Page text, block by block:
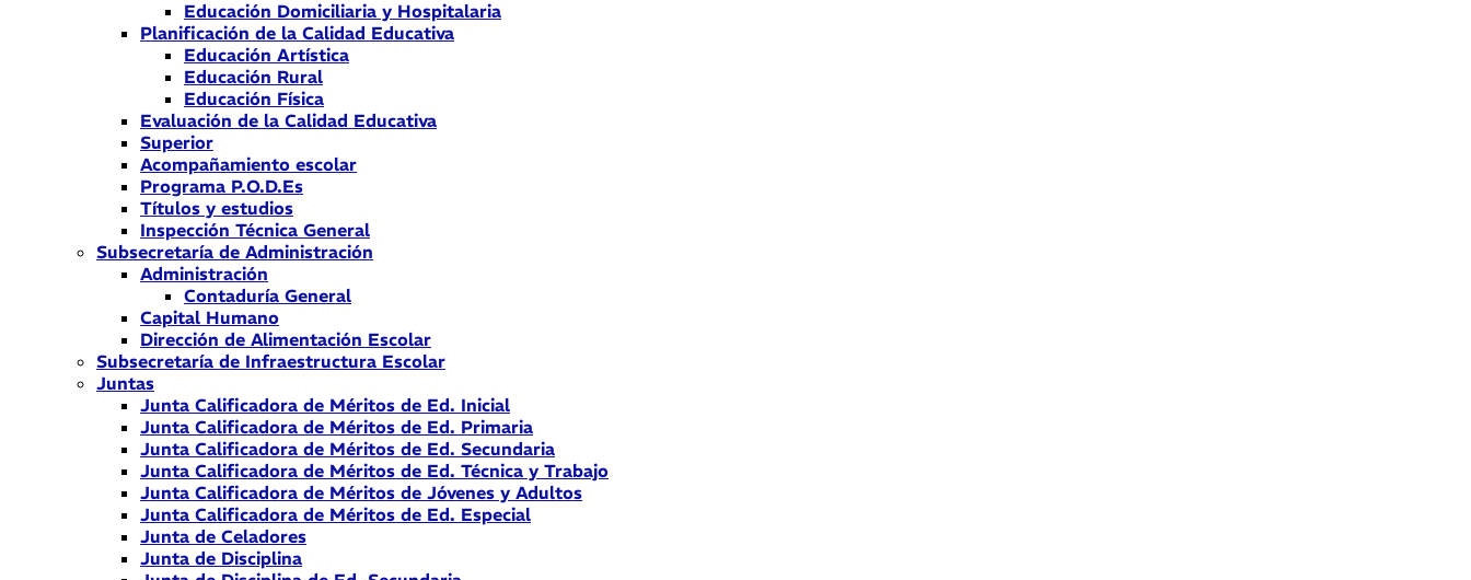
Educación Domiciliaria y Hospitalaria
Planificación de la Calidad Educativa
Educación Artística
Educación Rural
Educación Física
Evaluación de la Calidad Educativa
Superior
Acompañamiento escolar
Programa P.O.D.Es
Títulos y estudios
Inspección Técnica General
Subsecretaría de Administración
Administración
Contaduría General
Capital Humano
Dirección de Alimentación Escolar
Subsecretaría de Infraestructura Escolar
Juntas
Junta Calificadora de Méritos de Ed. Inicial
Junta Calificadora de Méritos de Ed. Primaria
Junta Calificadora de Méritos de Ed. Secundaria
Junta Calificadora de Méritos de Ed. Técnica y Trabajo
Junta Calificadora de Méritos de Jóvenes y Adultos
Junta Calificadora de Méritos de Ed. Especial
Junta de Celadores
Junta de Disciplina